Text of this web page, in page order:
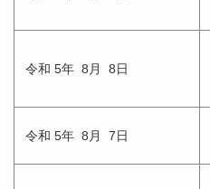
令和 5年 8月 8日
令和 5年 8月 7日